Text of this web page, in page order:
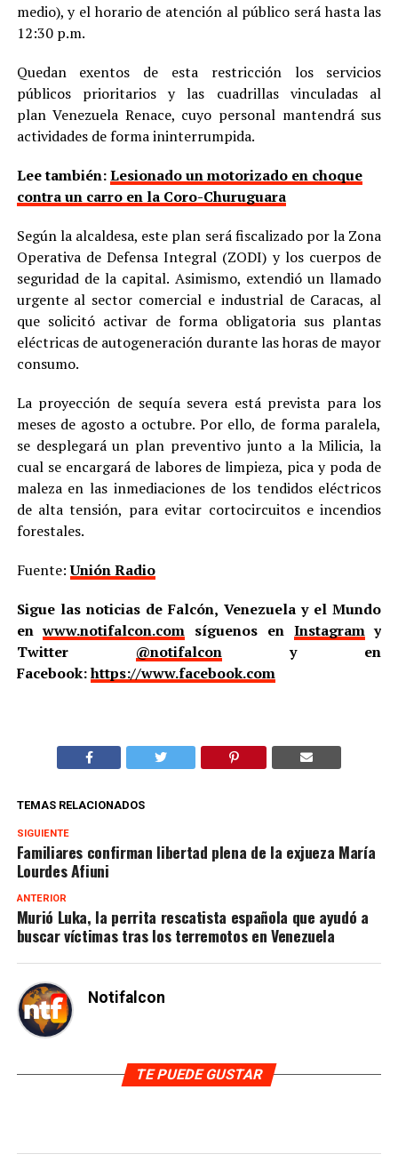
medio), y el horario de atención al público será hasta las
12:30 p.m.
Quedan exentos de esta restricción los servicios
públicos prioritarios y las cuadrillas vinculadas al
plan Venezuela Renace, cuyo personal mantendrá sus
actividades de forma ininterrumpida.
Lee también:Lesionado un motorizado en choque
contra un carro en la Coro-Churuguara
Según la alcaldesa, este plan será fiscalizado por la Zona
Operativa de Defensa Integral (ZODI) y los cuerpos de
seguridad de la capital. Asimismo, extendió un llamado
urgente al sector comercial e industrial de Caracas, al
que solicitó activar de forma obligatoria sus plantas
eléctricas de autogeneración durante las horas de mayor
consumo.
La proyección de sequía severa está prevista para los
meses de agosto a octubre. Por ello, de forma paralela,
se desplegará un plan preventivo junto a la Milicia, la
cual se encargará de labores de limpieza, pica y poda de
maleza en las inmediaciones de los tendidos eléctricos
de alta tensión, para evitar cortocircuitos e incendios
forestales.
Fuente:Unión Radio
Sigue las noticias de Falcón, Venezuela y el Mundo
enwww.notifalcon.com síguenos en Instagramy
Twitter @notifalcony en
Facebook:https://www.facebook.com
TEMAS RELACIONADOS
SIGUIENTE
Familiares confirman libertad plena de la exjueza María
Lourdes Afiuni
ANTERIOR
Murió Luka, la perrita rescatista española que ayudó a
buscar víctimas tras los terremotos en Venezuela
Notifalcon
TE PUEDE GUSTAR